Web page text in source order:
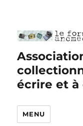
écrire et à
MENU